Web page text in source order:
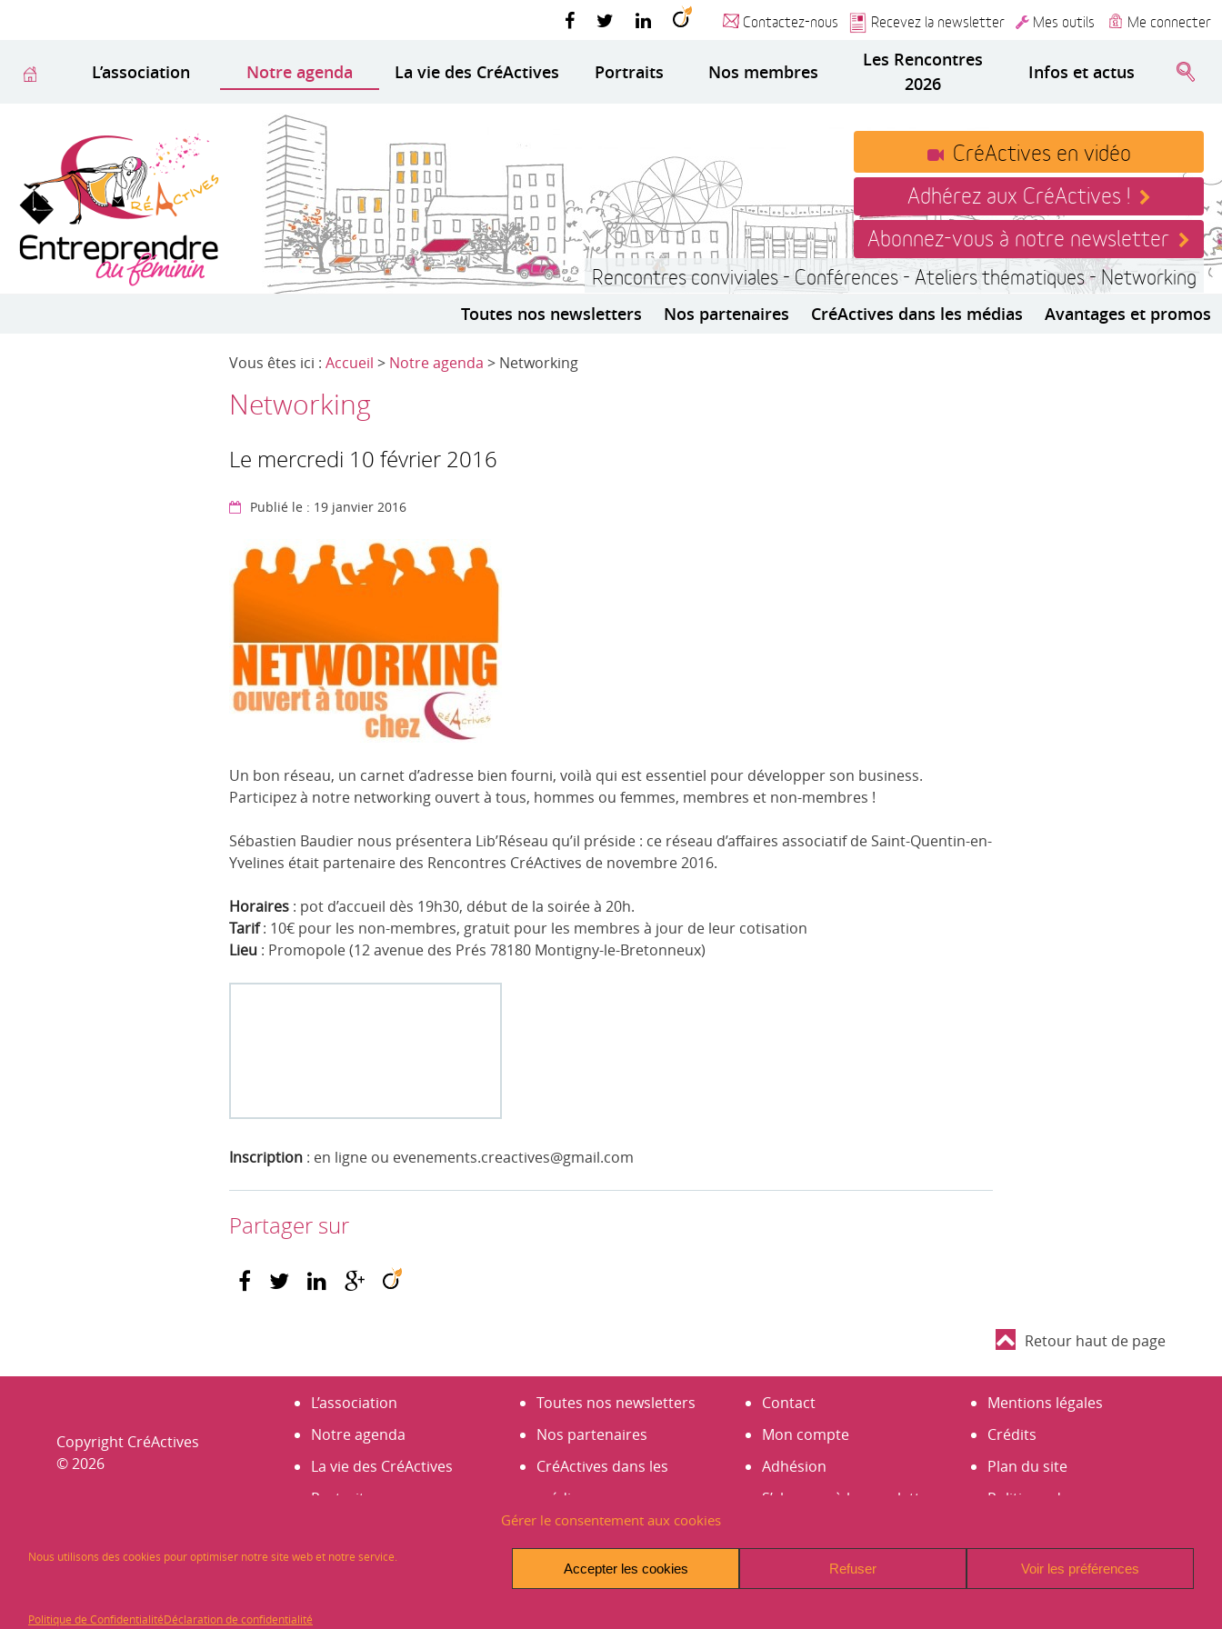
Gérer le consentement aux cookies
Nous utilisons des cookies pour optimiser notre site web et notre service.
Accepter les cookies Refuser Voir les préférences
Politique de ConfidentialitéDéclaration de confidentialité
Contactez-nous Recevez la newsletter Mes outils Me connecter
L’association Notre agenda La vie des CréActives Portraits Nos membres
Les Rencontres
2026
Infos et actus
CréActives en vidéo
Adhérez aux CréActives !
Abonnez-vous à notre newsletter
Rencontres conviviales - Conférences - Ateliers thématiques - Networking
Toutes nos newsletters Nos partenaires CréActives dans les médias Avantages et promos
Vous êtes ici : Accueil > Notre agenda > Networking
Networking
Le mercredi 10 février 2016
Publié le : 19 janvier 2016
Un bon réseau, un carnet d’adresse bien fourni, voilà qui est essentiel pour développer son business.
Participez à notre networking ouvert à tous, hommes ou femmes, membres et non-membres !
Sébastien Baudier nous présentera Lib’Réseau qu’il préside : ce réseau d’affaires associatif de Saint-Quentin-en-
Yvelines était partenaire des Rencontres CréActives de novembre 2016.
Horaires : pot d’accueil dès 19h30, début de la soirée à 20h.
Tarif: 10€ pour les non-membres, gratuit pour les membres à jour de leur cotisation
Lieu : Promopole (12 avenue des Prés 78180 Montigny-le-Bretonneux)
Inscription : en ligne ou evenements.creactives@gmail.com
Partager sur
Retour haut de page
Copyright CréActives
© 2026
L’association
Notre agenda
La vie des CréActives
Portraits
Les Rencontres 2026
Toutes nos newsletters
Nos partenaires
CréActives dans les
médias
Espace presse
Infos et actus
Avantages et promos
Contact
Mon compte
Adhésion
S’abonner à la newsletter
Mentions légales
Crédits
Plan du site
Politique de
Signaler un problème sur
le site